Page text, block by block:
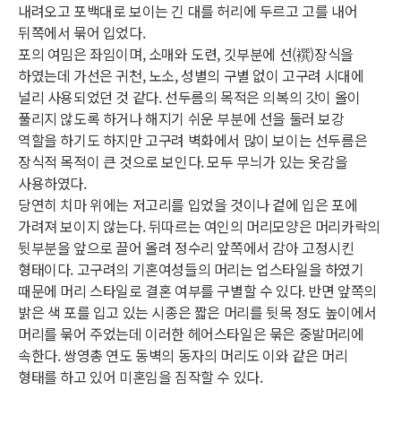
내려오고 포백대로 보이는 긴 대를 허리에 두르고 고를 내어
뒤쪽에서 묶어 입었다.
포의 여밈은 좌임이며, 소매와 도련, 깃부분에 선(襈)장식을
하였는데 가선은 귀천, 노소, 성별의 구별 없이 고구려 시대에
널리 사용되었던 것 같다. 선두름의 목적은 의복의 갓이 올이
풀리지 않도록 하거나 해지기 쉬운 부분에 선을 둘러 보강
역할을 하기도 하지만 고구려 벽화에서 많이 보이는 선두름은
장식적 목적이 큰 것으로 보인다. 모두 무늬가 있는 옷감을
사용하였다.
당연히 치마 위에는 저고리를 입었을 것이나 겉에 입은 포에
가려져 보이지 않는다. 뒤따르는 여인의 머리모양은 머리카락의
뒷부분을 앞으로 끌어 올려 정수리 앞쪽에서 감아 고정시킨
형태이다. 고구려의 기혼여성들의 머리는 업스타일을 하였기
때문에 머리 스타일로 결혼 여부를 구별할 수 있다. 반면 앞쪽의
밝은 색 포를 입고 있는 시종은 짧은 머리를 뒷목 정도 높이에서
머리를 묶어 주었는데 이러한 헤어스타일은 묶은 중발머리에
속한다. 쌍영총 연도 동벽의 동자의 머리도 이와 같은 머리
형태를 하고 있어 미혼임을 짐작할 수 있다.